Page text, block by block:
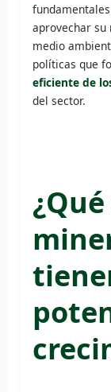
aprovechar
medio
políticas que
eficiente de
del sector.